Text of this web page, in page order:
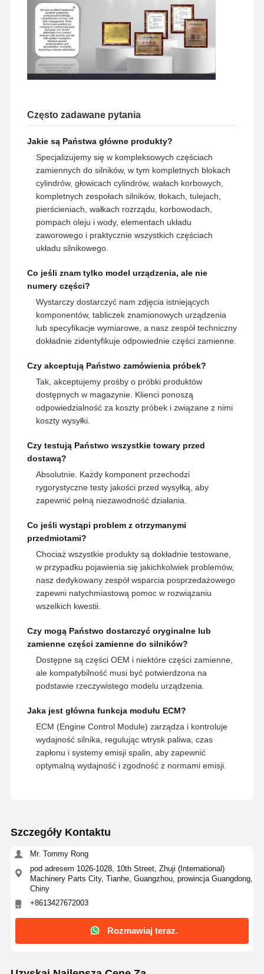
Często zadawane pytania
Jakie są Państwa główne produkty?
Specjalizujemy się w kompleksowych częściach
zamiennych do silników, w tym kompletnych blokach
cylindrów, głowicach cylindrów, wałach korbowych,
kompletnych zespołach silników, tłokach, tulejach,
pierścieniach, wałkach rozrządu, korbowodach,
pompach oleju i wody, elementach układu
zaworowego i praktycznie wszystkich częściach
układu silnikowego.
Co jeśli znam tylko model urządzenia, ale nie
numery części?
Wystarczy dostarczyć nam zdjęcia istniejących
komponentów, tabliczek znamionowych urządzenia
lub specyfikacje wymiarowe, a nasz zespół techniczny
dokładnie zidentyfikuje odpowiednie części zamienne.
Czy akceptują Państwo zamówienia próbek?
Tak, akceptujemy prośby o próbki produktów
dostępnych w magazynie. Klienci ponoszą
odpowiedzialność za koszty próbek i związane z nimi
koszty wysyłki.
Czy testują Państwo wszystkie towary przed
dostawą?
Absolutnie. Każdy komponent przechodzi
rygorystyczne testy jakości przed wysyłką, aby
zapewnić pełną niezawodność działania.
Co jeśli wystąpi problem z otrzymanymi
przedmiotami?
Chociaż wszystkie produkty są dokładnie testowane,
w przypadku pojawienia się jakichkolwiek problemów,
nasz dedykowany zespół wsparcia posprzedażowego
zapewni natychmiastową pomoc w rozwiązaniu
wszelkich kwestii.
Czy mogą Państwo dostarczyć oryginalne lub
zamienne części zamienne do silników?
Dostępne są części OEM i niektóre części zamienne,
ale kompatybilność musi być potwierdzona na
podstawie rzeczywistego modelu urządzenia.
Jaka jest główna funkcja modułu ECM?
ECM (Engine Control Module) zarządza i kontroluje
wydajność silnika, regulując wtrysk paliwa, czas
zapłonu i systemy emisji spalin, aby zapewnić
optymalną wydajność i zgodność z normami emisji.
Szczegóły Kontaktu
Mr. Tommy Rong
pod adresem 1026-1028, 10th Street, Zhuji (International)
Machinery Parts City, Tianhe, Guangzhou, prowincja Guangdong,
Chiny
+8613427672003
Rozmawiaj teraz.